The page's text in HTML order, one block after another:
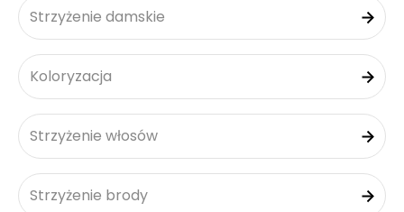
Strzyżenie damskie
Koloryzacja
Strzyżenie włosów
Strzyżenie brody